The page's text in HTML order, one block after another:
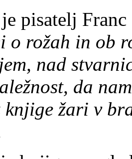
pisatelj
o rožah in ob
nad
da
žari v